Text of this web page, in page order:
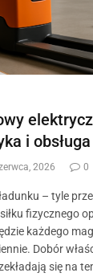
i obsługa
2026 0
– tyle
fizycznego
każdego
Dobór
się na